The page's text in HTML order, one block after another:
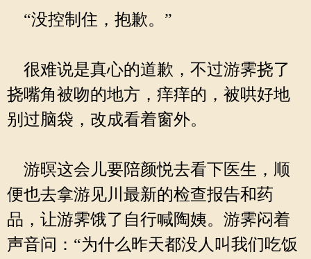
“没控制住，抱歉。”
很难说是真心的道歉，不过游霁挠了
挠嘴角被吻的地方，痒痒的，被哄好地
别过脑袋，改成看着窗外。
游暝这会儿要陪颜悦去看下医生，顺
便也去拿游见川最新的检查报告和药
品，让游霁饿了自行喊陶姨。游霁闷着
声音问：“为什么昨天都没人叫我们吃饭